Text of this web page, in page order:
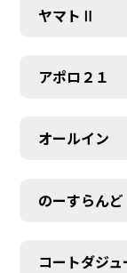
ヤマトⅡ
アポロ２１
オールイン
のーすらん
コートダジ